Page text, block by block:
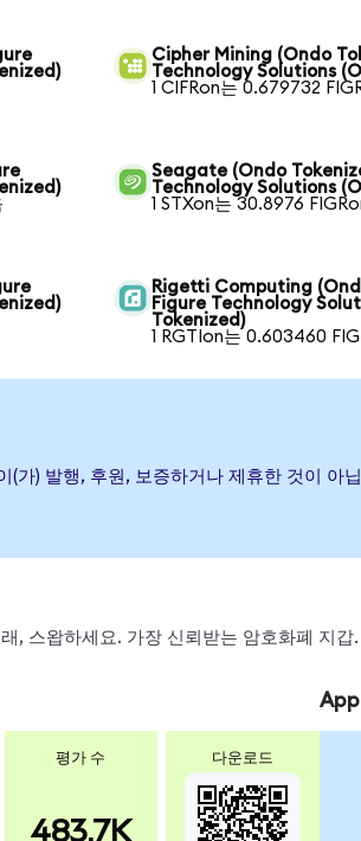
Cipher Mining (Ondo
Technology Solutions
1 CIFRon는 0.679732
Seagate (Ondo
Technology Solutions
1 STXon는 30.8976
Rigetti Computing
Figure Technology
Tokenized)
1 RGTIon는 0.603460
가) 발행, 후원, 보증하거나 제휴한 것이 아
, 스왑하세요. 가장 신뢰받는 암호화폐 지갑.
평가 수
483.7K
다운로드